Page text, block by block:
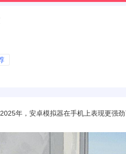
年，安卓模拟器在手机上表现更强